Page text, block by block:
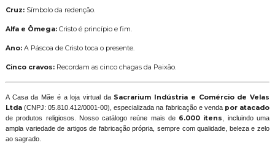
Cruz: Símbolo da redenção.
Alfa e Ômega: Cristo é princípio e fim.
Ano: A Páscoa de Cristo toca o presente.
Cinco cravos: Recordam as cinco chagas da Paixão.
A Casa da Mãe é a loja virtual daSacrarium Indústria e Comércio de Velas
Ltda(CNPJ: 05.810.412/0001-00), especializada na fabricação e venda por atacado
de produtos religiosos. Nosso catálogo reúne mais de 6.000 itens
, incluindo uma
ampla variedade de artigos de fabricação própria, sempre com qualidade, beleza e zelo
ao sagrado.